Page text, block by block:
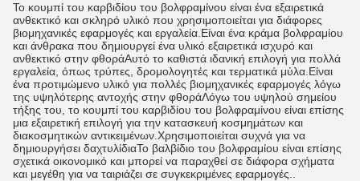
Το κουμπί του καρβιδίου του βολφραμίνου είναι ένα εξαιρετικά
ανθεκτικό και σκληρό υλικό που χρησιμοποιείται για διάφορες
βιομηχανικές εφαρμογές και εργαλεία.Είναι ένα κράμα βολφραμίου
και άνθρακα που δημιουργεί ένα υλικό εξαιρετικά ισχυρό και
ανθεκτικό στην φθοράΑυτό το καθιστά ιδανική επιλογή για πολλά
εργαλεία, όπως τρύπες, δρομολογητές και τερματικά μύλα.Είναι
ένα προτιμώμενο υλικό για πολλές βιομηχανικές εφαρμογές λόγω
της υψηλότερης αντοχής στην φθοράΛόγω του υψηλού σημείου
τήξης του, το κουμπί του καρβιδίου του βολφραμίνου είναι επίσης
μια εξαιρετική επιλογή για την κατασκευή κοσμημάτων και
διακοσμητικών αντικειμένων.Χρησιμοποιείται συχνά για να
δημιουργήσει δαχτυλίδιαΤο βαλβίδιο του βολφραμίου είναι επίσης
σχετικά οικονομικό και μπορεί να παραχθεί σε διάφορα σχήματα
και μεγέθη για να ταιριάζει σε συγκεκριμένες εφαρμογές..